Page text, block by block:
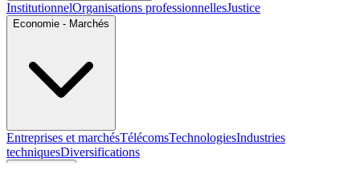
InstitutionnelOrganisations professionnellesJustice
Economie - Marchés
Entreprises et marchésTélécomsTechnologiesIndustries
techniquesDiversifications